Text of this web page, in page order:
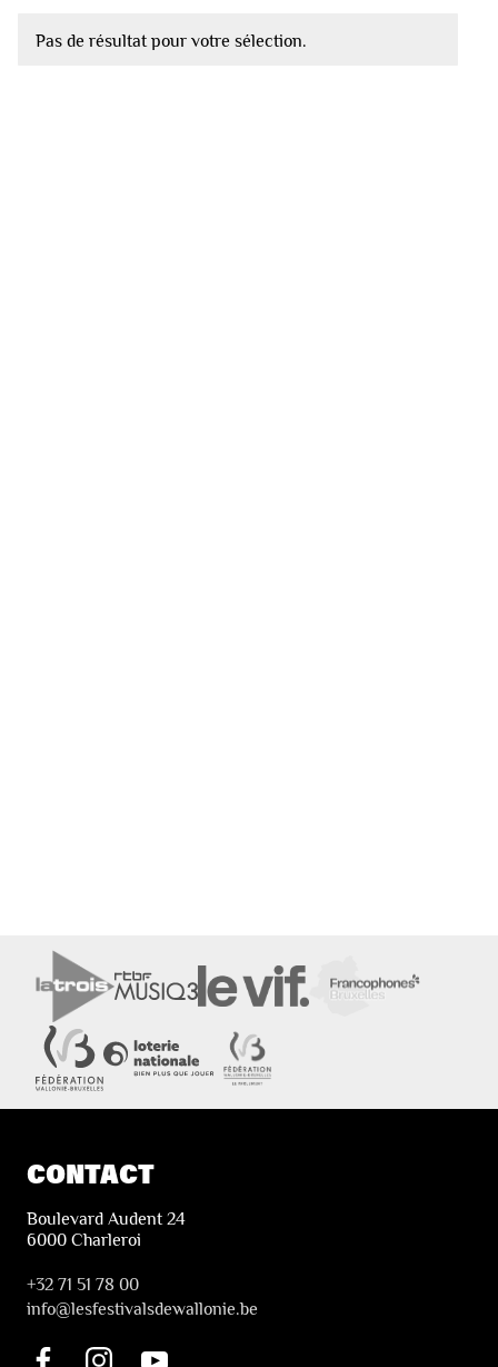
Pas de résultat pour votre sélection.
CONTACT
Boulevard Audent 24
6000 Charleroi
+32 71 51 78 00
info@lesfestivalsdewallonie.be